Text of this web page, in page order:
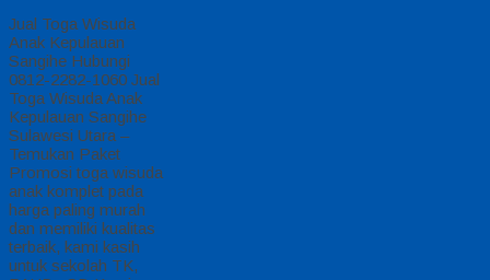
Jual Toga Wisuda
Anak Kepulauan
Sangihe Hubungi
0812-2282-1060 Jual
Toga Wisuda Anak
Kepulauan Sangihe
Sulawesi Utara –
Temukan Paket
Promosi toga wisuda
anak komplet pada
harga paling murah
dan memiliki kualitas
terbaik, kami kasih
untuk sekolah TK,